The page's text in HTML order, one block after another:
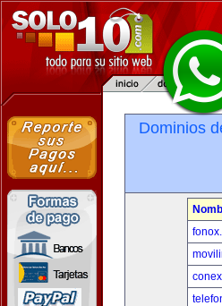
Dominios